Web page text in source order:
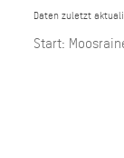
Daten zuletzt
Start: